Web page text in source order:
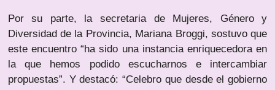
Por su parte, la secretaria de Mujeres, Género y
Diversidad de la Provincia, Mariana Broggi, sostuvo que
este encuentro “ha sido una instancia enriquecedora en
la que hemos podido escucharnos e intercambiar
propuestas”. Y destacó: “Celebro que desde el gobierno